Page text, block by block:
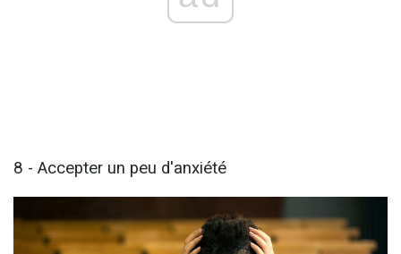
8 - Accepter un peu d'anxiété